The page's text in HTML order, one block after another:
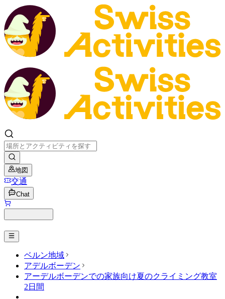
地図
交通
Chat
ベルン地域
アデルボーデン
アーデルボーデンでの家族向け夏のクライミング教室
2日間